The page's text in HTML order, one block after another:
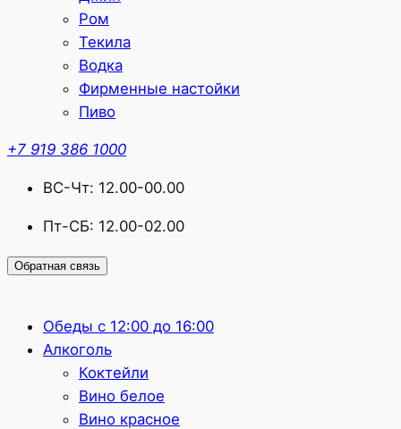
Ром
Текила
Водка
Фирменные настойки
Пиво
+7 919 386 1000
ВС-Чт: 12.00-00.00
Пт-СБ: 12.00-02.00
Обратная связь
Обеды с 12:00 до 16:00
Алкоголь
Коктейли
Вино белое
Вино красное